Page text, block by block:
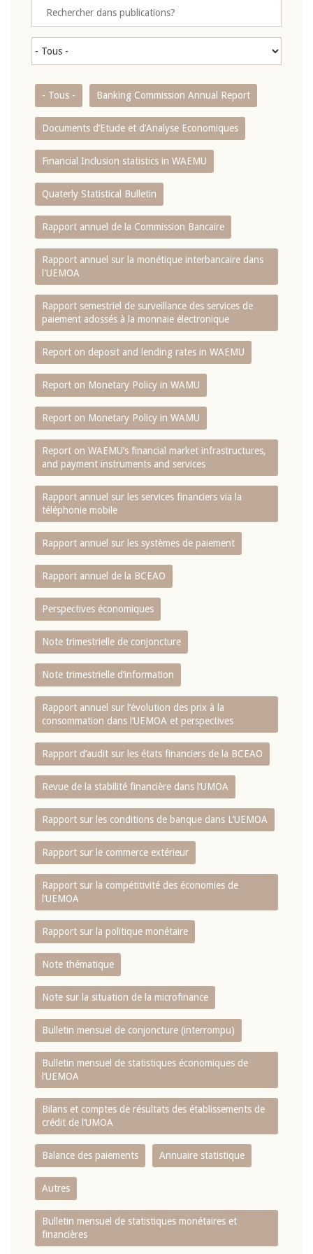
- Tous - Banking Commission Annual Report
Documents d’Etude et d’Analyse Economiques
Financial Inclusion statistics in WAEMU
Quaterly Statistical Bulletin
Rapport annuel de la Commission Bancaire
Rapport annuel sur la monétique interbancaire dans
l'UEMOA
Rapport semestriel de surveillance des services de
paiement adossés à la monnaie électronique
Report on deposit and lending rates in WAEMU
Report on Monetary Policy in WAMU
Report on Monetary Policy in WAMU
Report on WAEMU’s financial market infrastructures,
and payment instruments and services
Rapport annuel sur les services financiers via la
téléphonie mobile
Rapport annuel sur les systèmes de paiement
Rapport annuel de la BCEAO
Perspectives économiques
Note trimestrielle de conjoncture
Note trimestrielle d‘information
Rapport annuel sur l‘évolution des prix à la
consommation dans l‘UEMOA et perspectives
Rapport d‘audit sur les états financiers de la BCEAO
Revue de la stabilité financière dans l‘UMOA
Rapport sur les conditions de banque dans L‘UEMOA
Rapport sur le commerce extérieur
Rapport sur la compétitivité des économies de
l‘UEMOA
Rapport sur la politique monétaire
Note thématique
Note sur la situation de la microfinance
Bulletin mensuel de conjoncture (interrompu)
Bulletin mensuel de statistiques économiques de
l‘UEMOA
Bilans et comptes de résultats des établissements de
crédit de l‘UMOA
Balance des paiements Annuaire statistique
Autres
Bulletin mensuel de statistiques monétaires et
financières